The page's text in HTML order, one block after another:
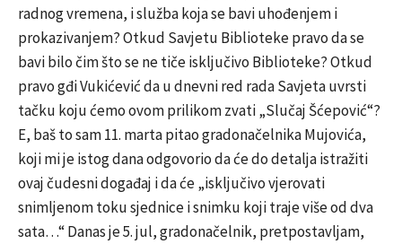
radnog vremena, i služba koja se bavi uhođenjem i
prokazivanjem? Otkud Savjetu Biblioteke pravo da se
bavi bilo čim što se ne tiče isključivo Biblioteke? Otkud
pravo gđi Vukićević da u dnevni red rada Savjeta uvrsti
tačku koju ćemo ovom prilikom zvati „Slučaj Šćepović“?
E, baš to sam 11. marta pitao gradonačelnika Mujovića,
koji mi je istog dana odgovorio da će do detalja istražiti
ovaj čudesni događaj i da će „isključivo vjerovati
snimljenom toku sjednice i snimku koji traje više od dva
sata…“ Danas je 5. jul, gradonačelnik, pretpostavljam,